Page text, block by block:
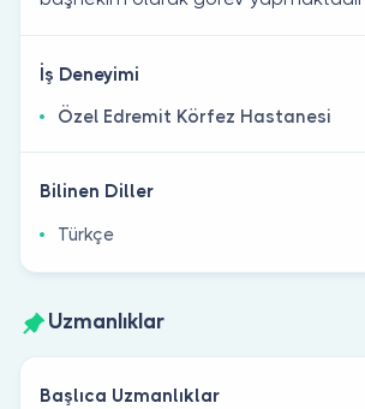
İş Deneyimi
Özel Edremit Körfez Hastanesi
Bilinen Diller
Türkçe
Uzmanlıklar
Başlıca Uzmanlıklar